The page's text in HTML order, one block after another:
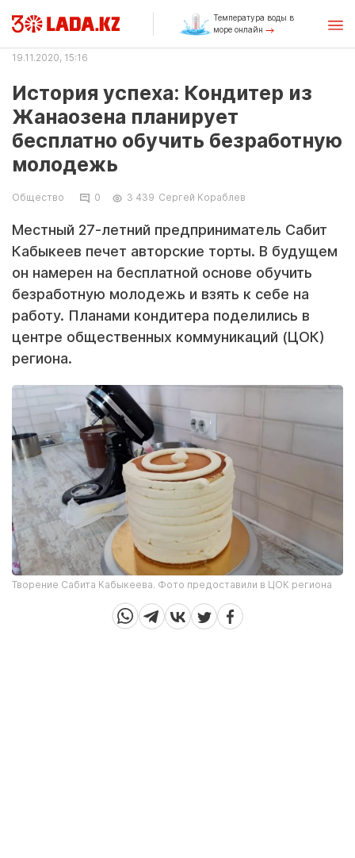
Температура воды в
море онлайн
19.11.2020, 15:16
История успеха: Кондитер из
Жанаозена планирует
бесплатно обучить безработную
молодежь
Общество 0 3 439 Сергей Кораблев
Местный 27-летний предприниматель Сабит
Кабыкеев печет авторские торты. В будущем
он намерен на бесплатной основе обучить
безработную молодежь и взять к себе на
работу. Планами кондитера поделились в
центре общественных коммуникаций (ЦОК)
региона.
Творение Сабита Кабыкеева. Фото предоставили в ЦОК региона